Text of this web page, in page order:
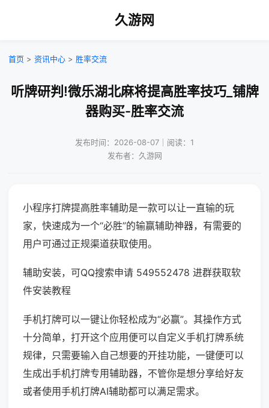
久游网
首页 > 资讯中心 > 胜率交流
听牌研判!微乐湖北麻将提高胜率技巧_铺牌
器购买-胜率交流
发布时间：2026-08-07｜阅读：1
发布者：久游网
小程序打牌提高胜率辅助是一款可以让一直输的玩
家，快速成为一个“必胜”的输赢辅助神器，有需要的
用户可通过正规渠道获取使用。
辅助安装，可QQ搜索申请 549552478 进群获取软
件安装教程
手机打牌可以一键让你轻松成为“必赢”。其操作方式
十分简单，打开这个应用便可以自定义手机打牌系统
规律，只需要输入自己想要的开挂功能，一键便可以
生成出手机打牌专用辅助器，不管你是想分享给好友
或者使用手机打牌AI辅助都可以满足需求。